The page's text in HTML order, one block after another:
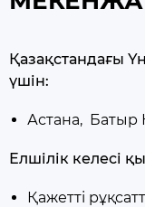
Қазақстандағы
үшін:
Астана, Батыр
Елшілік келесі
Қажетті